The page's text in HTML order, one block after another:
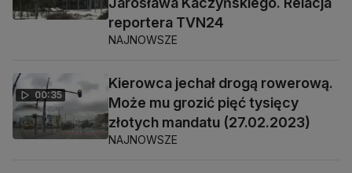
reportera TVN24
NAJNOWSZE
00:35
Kierowca jechał drogą rowerową.
Może mu grozić pięć tysięcy
złotych mandatu (27.02.2023)
NAJNOWSZE